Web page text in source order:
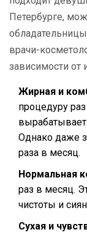
Петербурге,
врачи-
зависимости от
Жирная и
процедуру
Однако даже
раза в месяц.
Нормальная
раз в месяц.
чистоты и
Сухая и